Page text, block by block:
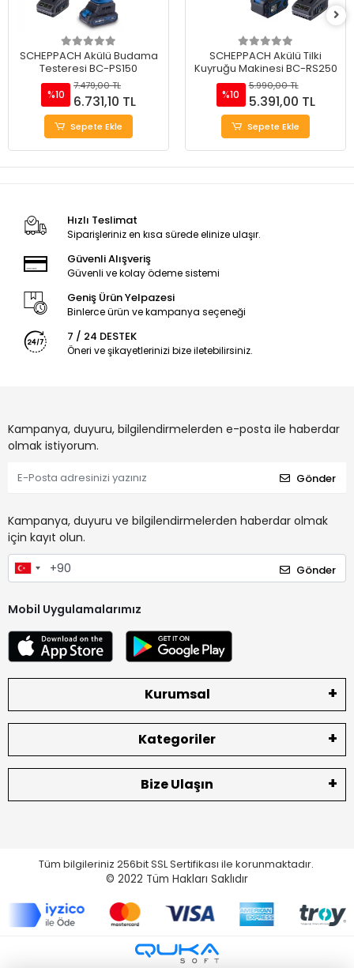
SCHEPPACH Akülü Budama
Testeresi BC-PS150
%10
7.479,00 TL
6.731,10 TL
Sepete Ekle
SCHEPPACH Akülü Tilki
Kuyruğu Makinesi BC-RS250
%10
5.990,00 TL
5.391,00 TL
Sepete Ekle
Hızlı Teslimat
Siparişleriniz en kısa sürede elinize ulaşır.
Güvenli Alışveriş
Güvenli ve kolay ödeme sistemi
Geniş Ürün Yelpazesi
Binlerce ürün ve kampanya seçeneği
7 / 24 DESTEK
Öneri ve şikayetlerinizi bize iletebilirsiniz.
Kampanya, duyuru, bilgilendirmelerden e-posta ile haberdar
olmak istiyorum.
Gönder
Kampanya, duyuru ve bilgilendirmelerden haberdar olmak
için kayıt olun.
Gönder
Mobil Uygulamalarımız
Kurumsal
Kategoriler
Bize Ulaşın
Tüm bilgileriniz 256bit SSL Sertifikası ile korunmaktadır.
© 2022 Tüm Hakları Saklıdır